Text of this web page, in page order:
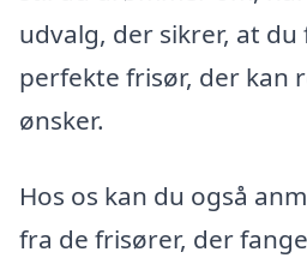
udvalg, der sikrer, at
perfekte frisør, der kan
ønsker.
Hos os kan du også
fra de frisører, der